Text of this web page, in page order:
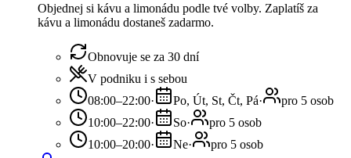
Objednej si kávu a limonádu podle tvé volby. Zaplatíš za
kávu a limonádu dostaneš zadarmo.
Obnovuje se za 30 dní
V podniku i s sebou
08:00–22:00· Po, Út, St, Čt, Pá·
pro 5 osob
10:00–22:00· So·
pro 5 osob
10:00–20:00· Ne·
pro 5 osob